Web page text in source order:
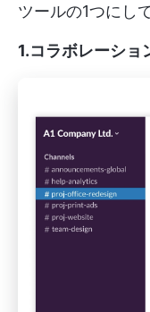
ツールの1つにし
1.コラボレーショ